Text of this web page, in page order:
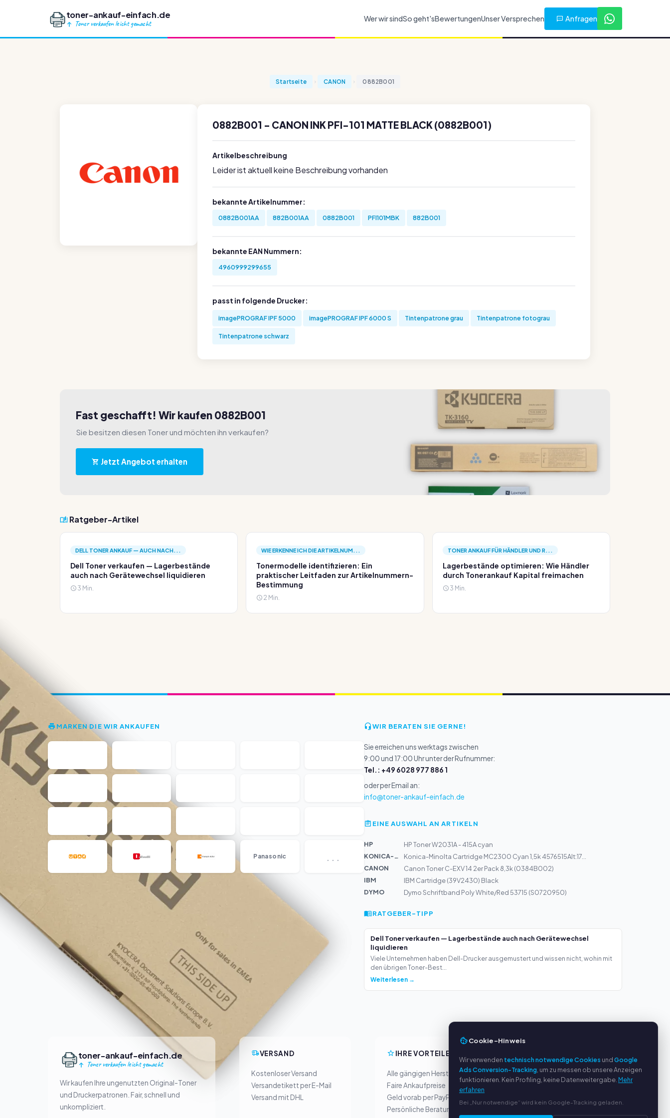
toner-ankauf-einfach.de
Toner verkaufen leicht gemacht
Wer wir sindSo geht'sBewertungenUnser Versprechen Anfragen
Startseite CANON 0882B001
0882B001 - CANON INK PFI-101 MATTE BLACK (0882B001)
Artikelbeschreibung
Leider ist aktuell keine Beschreibung vorhanden
bekannte Artikelnummer:
0882B001AA 882B001AA 0882B001 PFI101MBK 882B001
bekannte EAN Nummern:
4960999299655
passt in folgende Drucker:
imagePROGRAF IPF 5000 imagePROGRAF IPF 6000 S Tintenpatrone grau Tintenpatrone fotograu
Tintenpatrone schwarz
Fast geschafft! Wir kaufen 0882B001
Sie besitzen diesen Toner und möchten ihn verkaufen?
Jetzt Angebot erhalten
Ratgeber-Artikel
DELL TONER ANKAUF — AUCH NACH...
Dell Toner verkaufen — Lagerbestände
auch nach Gerätewechsel liquidieren
3 Min.
WIE ERKENNE ICH DIE ARTIKELNUM...
Tonermodelle identifizieren: Ein
praktischer Leitfaden zur Artikelnummern-
Bestimmung
2 Min.
TONER ANKAUF FÜR HÄNDLER UND R...
Lagerbestände optimieren: Wie Händler
durch Tonerankauf Kapital freimachen
3 Min.
MARKEN DIE WIR ANKAUFEN
Panasonic ...
WIR BERATEN SIE GERNE!
Sie erreichen uns werktags zwischen
9:00 und 17:00 Uhr unter der Rufnummer:
Tel.: +49 6028 977 886 1
oder per Email an:
info@toner-ankauf-einfach.de
EINE AUSWAHL AN ARTIKELN
HP
HP Toner W2031A - 415A cyan
KONICA-MIN...
Konica-Minolta Cartridge MC2300 Cyan 1,5k 4576515Alt:17...
CANON
Canon Toner C-EXV 14 2er Pack 8,3k (0384B002)
IBM
IBM Cartridge (39V2430) Black
DYMO
Dymo Schriftband Poly White/Red 53715 (S0720950)
RATGEBER-TIPP
Dell Toner verkaufen — Lagerbestände auch nach Gerätewechsel
liquidieren
Viele Unternehmen haben Dell-Drucker ausgemustert und wissen nicht, wohin mit
den übrigen Toner-Best...
Weiterlesen →
toner-ankauf-einfach.de
Toner verkaufen leicht gemacht
Wir kaufen Ihre ungenutzten Original-Toner
und Druckerpatronen. Fair, schnell und
unkompliziert.
VERSAND
Kostenloser Versand
Versandetikett per E-Mail
Versand mit DHL
IHRE VORTEILE
Alle gängigen Hersteller
Faire Ankaufpreise
Geld vorab per PayPal
Persönliche Beratung
Über uns
Datenschutzerklärung
Cookie-Hinweis
Wir verwenden technisch notwendige Cookies undGoogle
Ads Conversion-Tracking , um zu messen ob unsere Anzeigen
funktionieren. Kein Profiling, keine Datenweitergabe. Mehr
erfahren
Bei „Nur notwendige“ wird kein Google-Tracking geladen.